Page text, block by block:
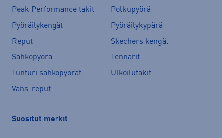
Peak Performance takit
Polkupyörä
Pyöräilykengät
Pyöräilykypärä
Reput
Skechers kengät
Sähköpyörä
Tennarit
Tunturi sähköpyörät
Ulkoilutakit
Vans-reput
Suositut merkit